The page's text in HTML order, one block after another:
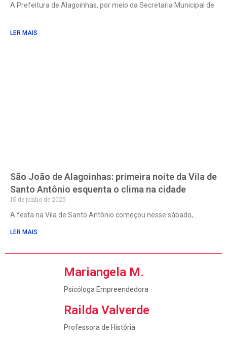
A Prefeitura de Alagoinhas, por meio da Secretaria Municipal de
LER MAIS
São João de Alagoinhas: primeira noite da Vila de
Santo Antônio esquenta o clima na cidade
15 de junho de 2025
A festa na Vila de Santo Antônio começou nesse sábado,
LER MAIS
Mariangela M.
Psicóloga Empreendedora
Railda Valverde
Professora de História